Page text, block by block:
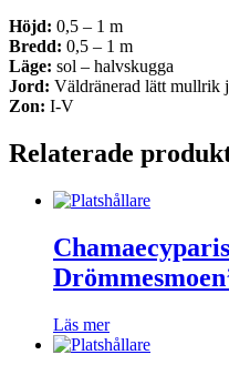
Höjd: 0,5 – 1 m
Bredd: 0,5 – 1 m
Läge: sol – halvskugga
Jord: Väldränerad lätt mullrik
Zon: I-V
Relaterade
Läs mer